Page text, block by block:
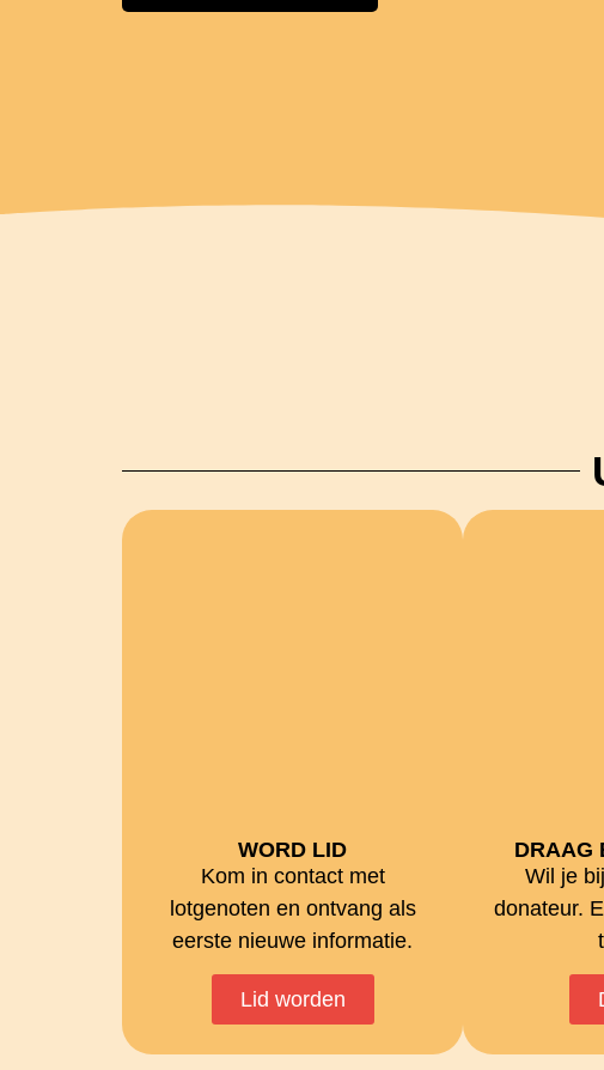
WORD LID
Kom in contact met
lotgenoten en ontvang als
eerste nieuwe informatie.
Lid worden
DRAAG
Wil je
donateur.